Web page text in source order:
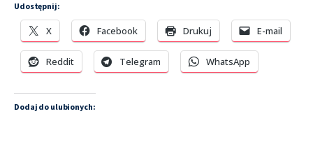
Udostępnij:
X Facebook Drukuj E-mail
Reddit Telegram WhatsApp
Dodaj do ulubionych: